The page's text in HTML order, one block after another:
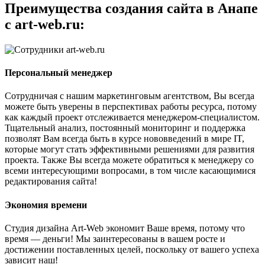
Преимущества создания сайта в Анапе
с art-web.ru:
Персональный менеджер
Сотрудничая с нашим маркетинговым агентством, Вы всегда
можете быть уверены в перспективах работы ресурса, потому
как каждый проект отслеживается менеджером-специалистом.
Тщательный анализ, постоянный мониторинг и поддержка
позволят Вам всегда быть в курсе нововведений в мире IT,
которые могут стать эффективными решениями для развития
проекта. Также Вы всегда можете обратиться к менеджеру со
всеми интересующими вопросами, в том числе касающимися
редактирования сайта!
Экономия времени
Студия дизайна Art-Web экономит Ваше время, потому что
время — деньги! Мы заинтересованы в вашем росте и
достижении поставленных целей, поскольку от вашего успеха
зависит наш!